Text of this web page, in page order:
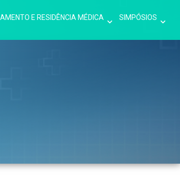
E RESIDÊNCIA MÉDICA SIMPÓSIOS